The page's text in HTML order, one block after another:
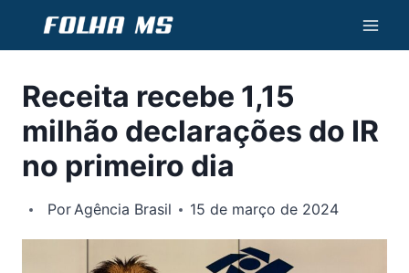
Conteúdo
Receita recebe 1,15
milhão declarações do IR
no primeiro dia
PorAgência Brasil 15 de março de 2024